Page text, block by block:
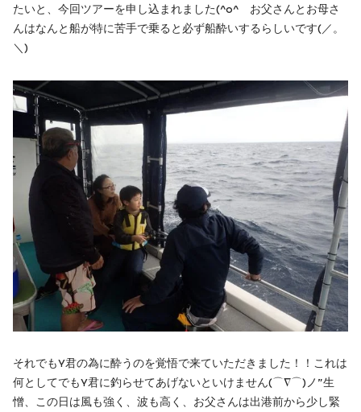
たいと、今回ツアーを申し込まれました(^o^ゞお父さんとお母さ
んはなんと船が特に苦手で乗ると必ず船酔いするらしいです(／。
＼)
それでもY君の為に酔うのを覚悟で来ていただきました！！これは
何としてでもY君に釣らせてあげないといけません(⌒∇⌒)ノ”生
憎、この日は風も強く、波も高く、お父さんは出港前から少し緊